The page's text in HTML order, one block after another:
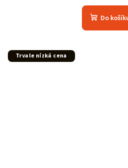
Do
Trvale nízká cena